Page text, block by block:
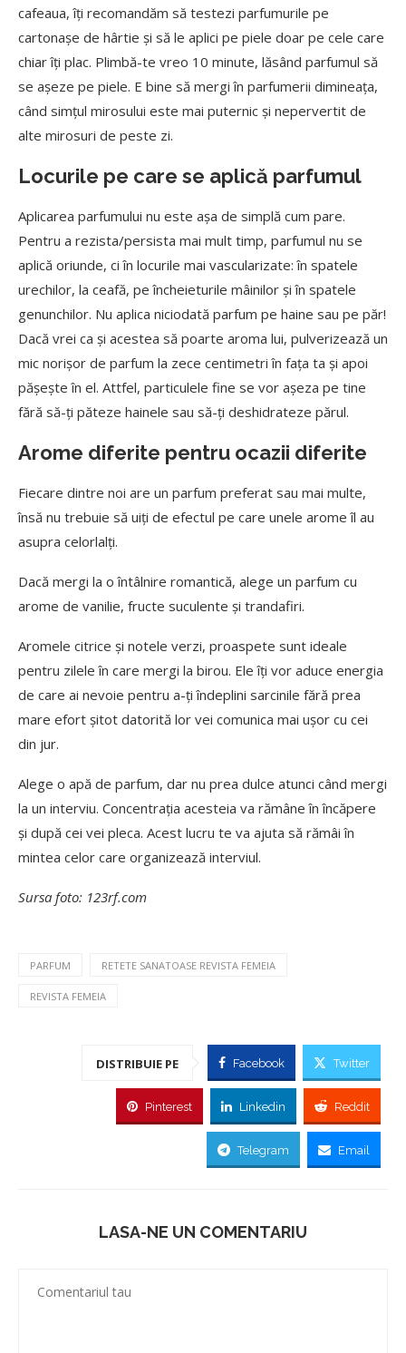
cafeaua, îți recomandăm să testezi parfumurile pe
cartonașe de hârtie și să le aplici pe piele doar pe cele care
chiar îți plac. Plimbă-te vreo 10 minute, lăsând parfumul să
se așeze pe piele. E bine să mergi în parfumerii dimineața,
când simțul mirosului este mai puternic și nepervertit de
alte mirosuri de peste zi.
Locurile pe care se aplică parfumul
Aplicarea parfumului nu este așa de simplă cum pare.
Pentru a rezista/persista mai mult timp, parfumul nu se
aplică oriunde, ci în locurile mai vascularizate: în spatele
urechilor, la ceafă, pe încheieturile mâinilor și în spatele
genunchilor. Nu aplica niciodată parfum pe haine sau pe păr!
Dacă vrei ca și acestea să poarte aroma lui, pulverizează un
mic norișor de parfum la zece centimetri în fața ta și apoi
pășește în el. Attfel, particulele fine se vor așeza pe tine
fără să-ți păteze hainele sau să-ți deshidrateze părul.
Arome diferite pentru ocazii diferite
Fiecare dintre noi are un parfum preferat sau mai multe,
însă nu trebuie să uiți de efectul pe care unele arome îl au
asupra celorlalți.
Dacă mergi la o întâlnire romantică, alege un parfum cu
arome de vanilie, fructe suculente și trandafiri.
Aromele citrice și notele verzi, proaspete sunt ideale
pentru zilele în care mergi la birou. Ele îți vor aduce energia
de care ai nevoie pentru a-ți îndeplini sarcinile fără prea
mare efort șitot datorită lor vei comunica mai ușor cu cei
din jur.
Alege o apă de parfum, dar nu prea dulce atunci când mergi
la un interviu. Concentrația acesteia va rămâne în încăpere
și după cei vei pleca. Acest lucru te va ajuta să rămâi în
mintea celor care organizează interviul.
Sursa foto: 123rf.com
PARFUM RETETE SANATOASE REVISTA FEMEIA
REVISTA FEMEIA
DISTRIBUIE PE Facebook Twitter
Pinterest Linkedin Reddit
Telegram Email
LASA-NE UN COMENTARIU